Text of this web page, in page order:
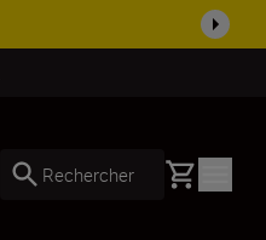
Rechercher Basket